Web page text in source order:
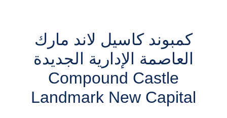
كمبوند كاسيل لاند مارك
العاصمة الإدارية الجديدة
Compound Castle
Landmark New Capital